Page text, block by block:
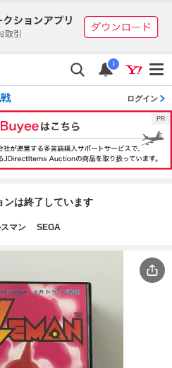
i
ログイン
ンは終了しています
スマン SEGA